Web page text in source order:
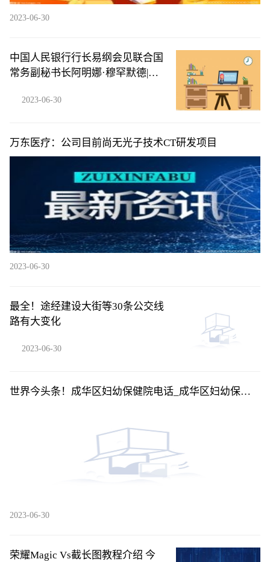
2023-06-30
中国人民银行行长易纲会见联合国
常务副秘书长阿明娜·穆罕默德|天
2023-06-30
万东医疗：公司目前尚无光子技术CT研发项目
2023-06-30
最全！途经建设大街等30条公交线
路有大变化
2023-06-30
世界今头条！成华区妇幼保健院电话_成华区妇幼保健
2023-06-30
荣耀Magic Vs截长图教程介绍 今